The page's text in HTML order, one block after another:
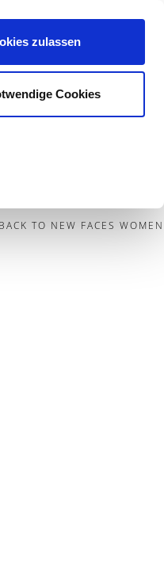
zulassen
Cookies
BACK TO NEW FACES WOMEN